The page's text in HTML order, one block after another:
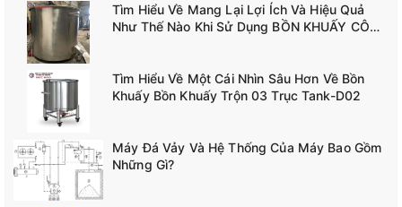
Tìm Hiểu Về Mang Lại Lợi Ích Và Hiệu Quả
Như Thế Nào Khi Sử Dụng BỒN KHUẤY CÔNG
Tìm Hiểu Về Một Cái Nhìn Sâu Hơn Về Bồn
Khuấy Bồn Khuấy Trộn 03 Trục Tank-D02
Máy Đá Vảy Và Hệ Thống Của Máy Bao Gồm
Những Gì?